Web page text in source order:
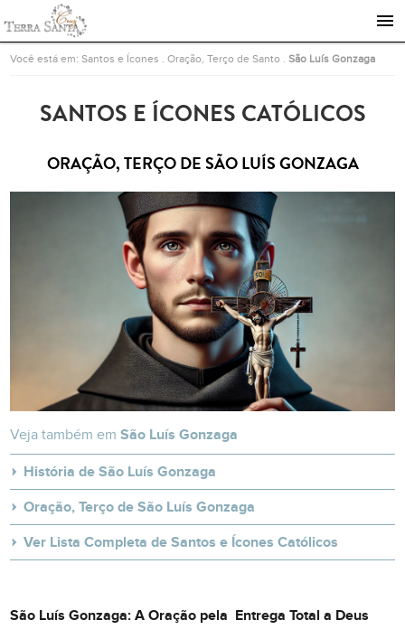
Ir para a página inicial
Você está em:Santos e Ícones .Oração, Terço de Santo .São Luís Gonzaga
SANTOS E ÍCONES CATÓLICOS
ORAÇÃO, TERÇO DE SÃO LUÍS GONZAGA
Veja também emSão Luís Gonzaga
História de São Luís Gonzaga
Oração, Terço de São Luís Gonzaga
Ver Lista Completa de Santos e Ícones Católicos
São Luís Gonzaga: A Oração pela Entrega Total a Deus